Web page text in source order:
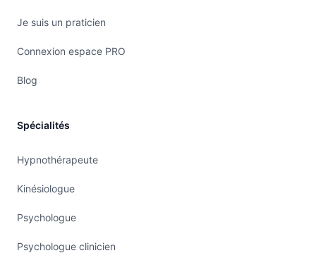
Je suis un praticien
Connexion espace PRO
Blog
Spécialités
Hypnothérapeute
Kinésiologue
Psychologue
Psychologue clinicien